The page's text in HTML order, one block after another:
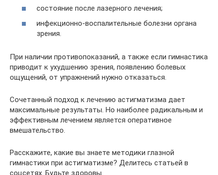
состояние после лазерного лечения;
инфекционно-воспалительные болезни органа
зрения.
При наличии противопоказаний, а также если гимнастика
приводит к ухудшению зрения, появлению болевых
ощущений, от упражнений нужно отказаться.
Сочетанный подход к лечению астигматизма дает
максимальные результаты. Но наиболее радикальным и
эффективным лечением является оперативное
вмешательство.
Расскажите, какие вы знаете методики глазной
гимнастики при астигматизме? Делитесь статьей в
соцсетях. Будьте здоровы.